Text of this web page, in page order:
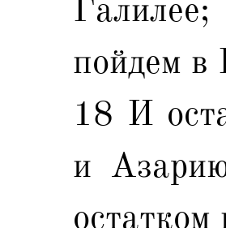
пойдем в
18 И
и